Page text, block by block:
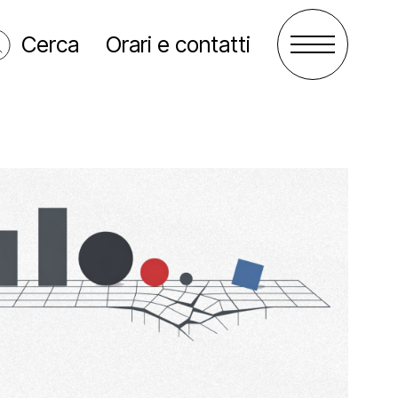
Cerca Orari e contatti